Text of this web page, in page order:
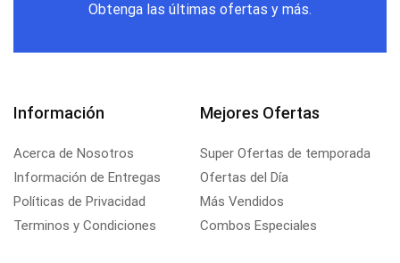
Obtenga las últimas ofertas y más.
Información
Acerca de Nosotros
Información de Entregas
Políticas de Privacidad
Terminos y Condiciones
Mejores Ofertas
Super Ofertas de temporada
Ofertas del Día
Más Vendidos
Combos Especiales